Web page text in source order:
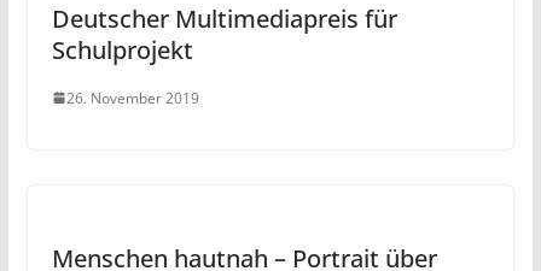
Deutscher Multimediapreis für
Schulprojekt
26. November 2019
Menschen hautnah – Portrait über